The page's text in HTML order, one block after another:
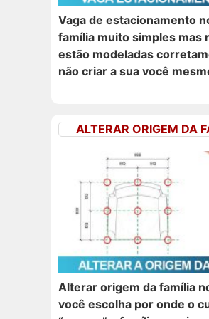
Vaga de estacionamento
família muito simples mas
estão modeladas
não criar a sua você
ALTERAR ORIGEM DA
Alterar origem da família
você escolha por onde o